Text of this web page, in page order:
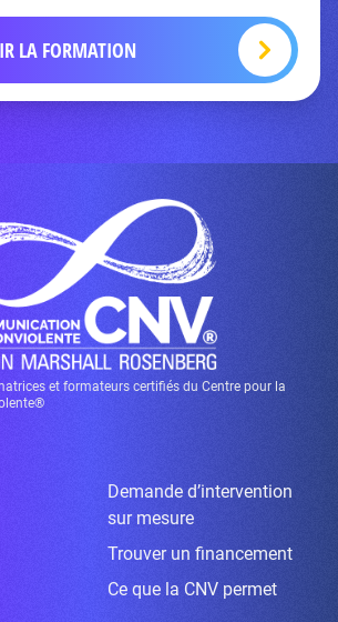
LA FORMATION
et formateurs certifiés du Centre pour la
Demande d’intervention
sur mesure
Trouver un financement
Ce que la CNV permet